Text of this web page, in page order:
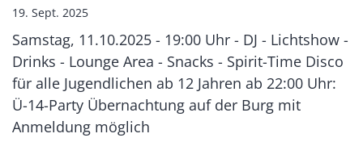
19. Sept. 2025
Samstag, 11.10.2025 - 19:00 Uhr - DJ - Lichtshow -
Drinks - Lounge Area - Snacks - Spirit-Time Disco
für alle Jugendlichen ab 12 Jahren ab 22:00 Uhr:
Ü-14-Party Übernachtung auf der Burg mit
Anmeldung möglich